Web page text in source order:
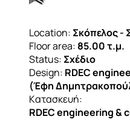
Location: Σκόπελος -
Floor area: 85.00 τ.μ.
Status: Σχέδιο
Design: RDEC
(Έφη
Kατασκευή:
RDEC engineering &